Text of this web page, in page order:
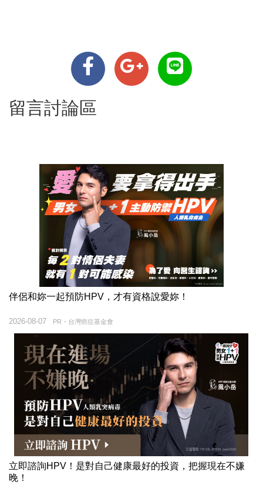
留言討論區
伴侶和妳一起預防HPV，才有資格說愛妳！
PR・台灣癌症基金會
2026-08-07
立即諮詢HPV！是對自己健康最好的投資，把握現在不嫌
晚！